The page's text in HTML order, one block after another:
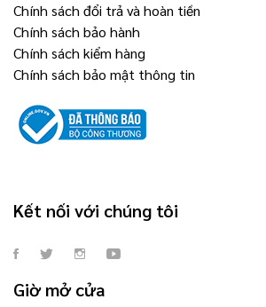
Chính sách đổi trả và hoàn tiền
Chính sách bảo hành
Chính sách kiểm hàng
Chính sách bảo mật thông tin
Kết nối với chúng tôi
Giờ mở cửa